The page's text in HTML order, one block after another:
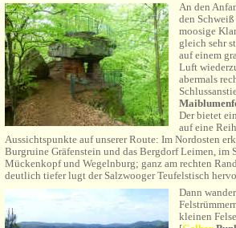
An den
den
moosige
gleich sehr
auf einem
Luft
abermals
Der bietet
auf eine
Aussichtspunkte auf unserer Route: Im Nordosten
Burgruine Gräfenstein und das Bergdorf Leimen, im
Mückenkopf und Wegelnburg; ganz am rechten
deutlich tiefer lugt der Salzwooger Teufelstisch
Dann
kleinen